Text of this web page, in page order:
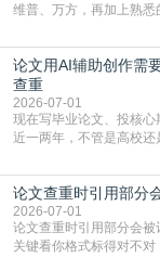
维普、万方，再加上熟悉
查数值误导。知网（
生联合比对库，能比历
库，期刊投稿用AMLMC/
论文用AI辅助创作需
查重
2026-07-01
现在写毕业论文、投核
近一两年，不管是高校还
真的太亏。提前做AIGC
AIGC检测成了论文答辩
框架，内容都是自己写的
论文查重时引用部分
2026-07-01
论文查重时引用部分会被计入重复率？ 学术论文引
关键看你格式标得对不